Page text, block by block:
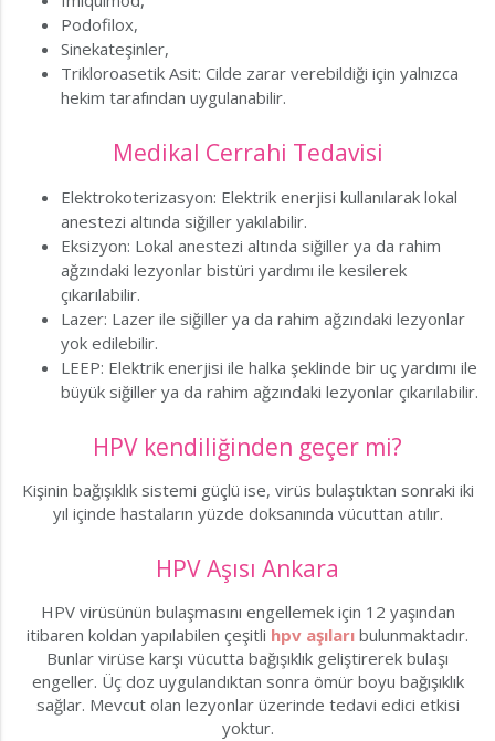
Podofilox,
Sinekateşinler,
Trikloroasetik Asit: Cilde zarar verebildiği için yalnızca
hekim tarafından uygulanabilir.
Medikal Cerrahi Tedavisi
Elektrokoterizasyon: Elektrik enerjisi kullanılarak lokal
anestezi altında siğiller yakılabilir.
Eksizyon: Lokal anestezi altında siğiller ya da rahim
ağzındaki lezyonlar bistüri yardımı ile kesilerek
çıkarılabilir.
Lazer: Lazer ile siğiller ya da rahim ağzındaki lezyonlar
yok edilebilir.
LEEP: Elektrik enerjisi ile halka şeklinde bir uç yardımı ile
büyük siğiller ya da rahim ağzındaki lezyonlar çıkarılabilir.
HPV kendiliğinden geçer mi?
Kişinin bağışıklık sistemi güçlü ise, virüs bulaştıktan sonraki iki
yıl içinde hastaların yüzde doksanında vücuttan atılır.
HPV Aşısı Ankara
HPV virüsünün bulaşmasını engellemek için 12 yaşından
itibaren koldan yapılabilen çeşitli hpv aşıları bulunmaktadır.
Bunlar virüse karşı vücutta bağışıklık geliştirerek bulaşı
engeller. Üç doz uygulandıktan sonra ömür boyu bağışıklık
sağlar. Mevcut olan lezyonlar üzerinde tedavi edici etkisi
yoktur.